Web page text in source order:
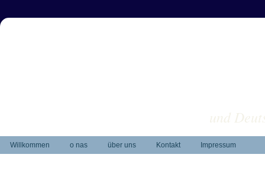
und
Willkommen o nas über uns Kontakt Impressum